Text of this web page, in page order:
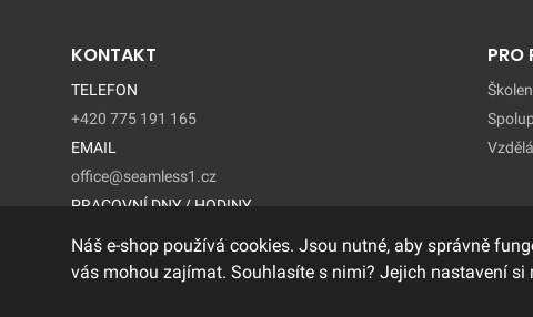
KONTAKT
TELEFON
+420 775 191 165
EMAIL
office@seamless1.cz
PRACOVNÍ DNY / HODINY
PRO
Náš e-shop používá cookies. Jsou nutné, aby správně
vás mohou zajímat. Souhlasíte s nimi? Jejich nastavení